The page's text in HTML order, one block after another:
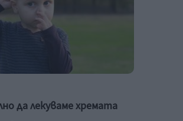
да лекуваме хремата